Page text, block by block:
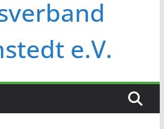
e.V.